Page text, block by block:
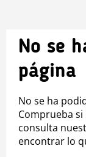
No se
página
No se ha
Comprueba
consulta
encontrar lo